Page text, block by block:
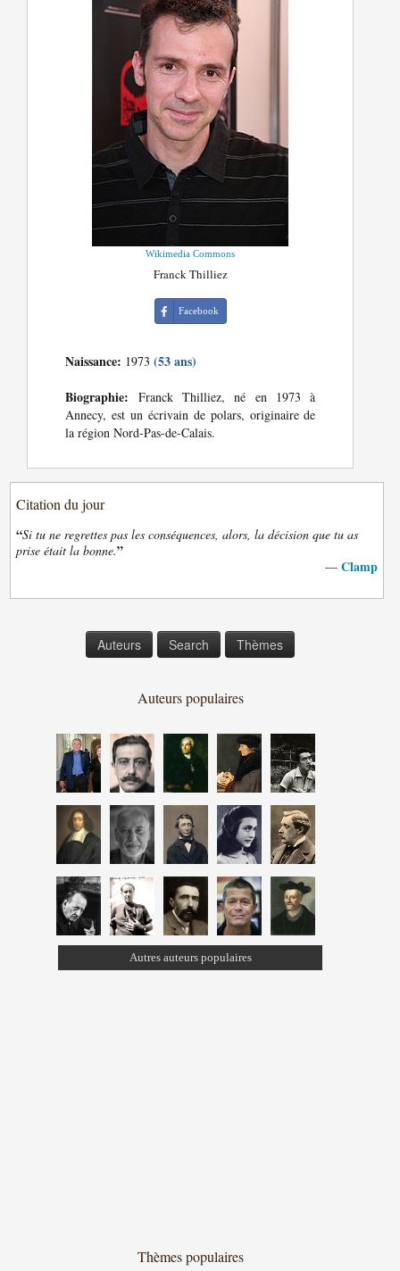
Wikimedia Commons
Franck Thilliez
Facebook
Naissance: 1973(53 ans)
Biographie: Franck Thilliez, né en 1973 à
Annecy, est un écrivain de polars, originaire de
la région Nord-Pas-de-Calais.
Citation du jour
“Si tu ne regrettes pas les conséquences, alors, la décision que tu as
prise était la bonne.”
— Clamp
Auteurs Search Thèmes
Auteurs populaires
Autres auteurs populaires
Thèmes populaires